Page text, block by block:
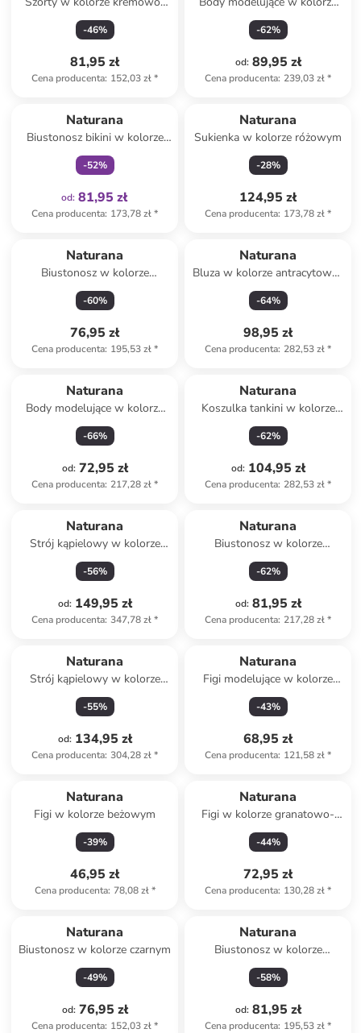
szarym
-46%
81,95 zł
Cena producenta: 152,03 zł*
czarnym
-62%
od: 89,95 zł
Cena producenta: 239,03 zł*
Naturana
Biustonosz bikini w kolorze
niebiesko-turkusowym
-52%
od: 81,95 zł
Cena producenta: 173,78 zł*
Naturana
Sukienka w kolorze różowym
-28%
124,95 zł
Cena producenta: 173,78 zł*
Naturana
Biustonosz w kolorze
kremowym
-60%
76,95 zł
Cena producenta: 195,53 zł*
Naturana
Bluza w kolorze antracytowo-
białym
-64%
98,95 zł
Cena producenta: 282,53 zł*
Naturana
Body modelujące w kolorze
beżowym
-66%
od: 72,95 zł
Cena producenta: 217,28 zł*
Naturana
Koszulka tankini w kolorze
czarnym
-62%
od: 104,95 zł
Cena producenta: 282,53 zł*
Naturana
Strój kąpielowy w kolorze
czarnym
-56%
od: 149,95 zł
Cena producenta: 347,78 zł*
Naturana
Biustonosz w kolorze
bordowym
-62%
od: 81,95 zł
Cena producenta: 217,28 zł*
Naturana
Strój kąpielowy w kolorze
czarnym
-55%
od: 134,95 zł
Cena producenta: 304,28 zł*
Naturana
Figi modelujące w kolorze
fioletowym
-43%
68,95 zł
Cena producenta: 121,58 zł*
Naturana
Figi w kolorze beżowym
-39%
46,95 zł
Cena producenta: 78,08 zł*
Naturana
Figi w kolorze granatowo-
miętowym
-44%
72,95 zł
Cena producenta: 130,28 zł*
Naturana
Biustonosz w kolorze czarnym
-49%
od: 76,95 zł
Cena producenta: 152,03 zł*
Naturana
Biustonosz w kolorze
granatowo-miętowym
-58%
od: 81,95 zł
Cena producenta: 195,53 zł*